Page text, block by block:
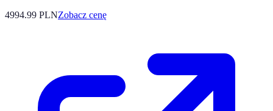
4994.99 PLNZobacz cenę